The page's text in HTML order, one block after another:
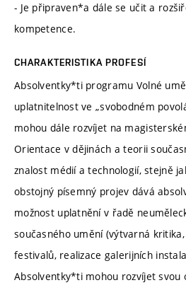
- Je připraven*a dále se učit a
kompetence.
CHARAKTERISTIKA PROFESÍ
Absolventky*ti programu Volné
uplatnitelnost ve „svobodném
mohou dále rozvíjet na
Orientace v dějinách a teorii
znalost médií a technologií, stejně
obstojný písemný projev dává
možnost uplatnění v řadě
současného umění (výtvarná
festivalů, realizace galerijních
Absolventky*ti mohou rozvíjet svou